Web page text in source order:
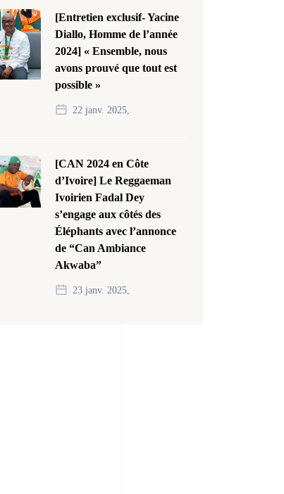
[Entretien exclusif- Yacine
Diallo, Homme de l’année
2024] « Ensemble, nous
avons prouvé que tout est
possible »
22 janv. 2025,
[CAN 2024 en Côte
d’Ivoire] Le Reggaeman
Ivoirien Fadal Dey
s’engage aux côtés des
Éléphants avec l’annonce
de “Can Ambiance
Akwaba”
23 janv. 2025,